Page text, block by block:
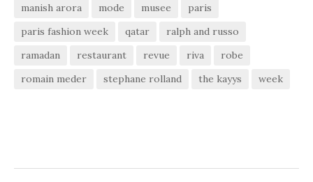
manish arora
mode musee
paris
paris fashion week
qatar
ralph and russo
ramadan
restaurant revue riva
robe
romain meder
stephane rolland the kayys week